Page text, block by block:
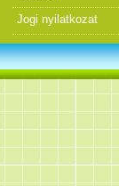
Jogi nyilatkozat